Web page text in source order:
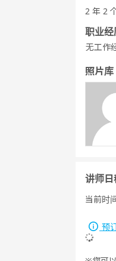
2 年 2
职业经
无工作
照片库
讲师日
当前时
预